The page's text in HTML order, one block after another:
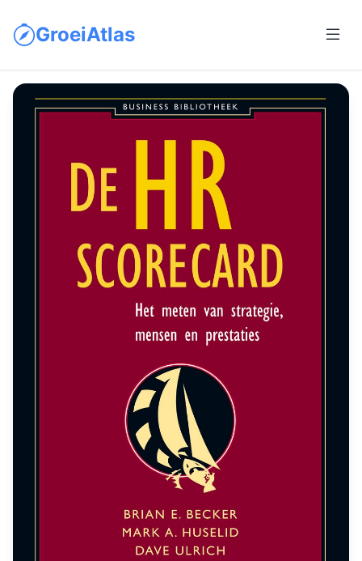
GroeiAtlas